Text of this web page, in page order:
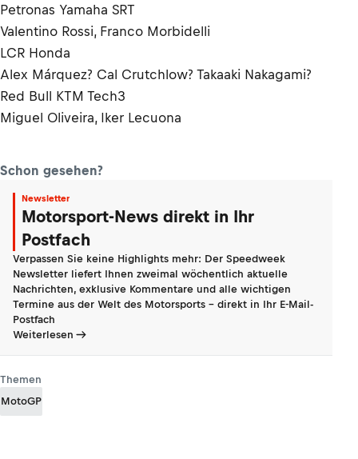
Petronas Yamaha SRT
Valentino Rossi, Franco Morbidelli
LCR Honda
Alex Márquez? Cal Crutchlow? Takaaki Nakagami?
Red Bull KTM Tech3
Miguel Oliveira, Iker Lecuona
Schon gesehen?
Newsletter
Motorsport-News direkt in Ihr
Postfach
Verpassen Sie keine Highlights mehr: Der Speedweek
Newsletter liefert Ihnen zweimal wöchentlich aktuelle
Nachrichten, exklusive Kommentare und alle wichtigen
Termine aus der Welt des Motorsports - direkt in Ihr E-Mail-
Postfach
Weiterlesen
Themen
MotoGP